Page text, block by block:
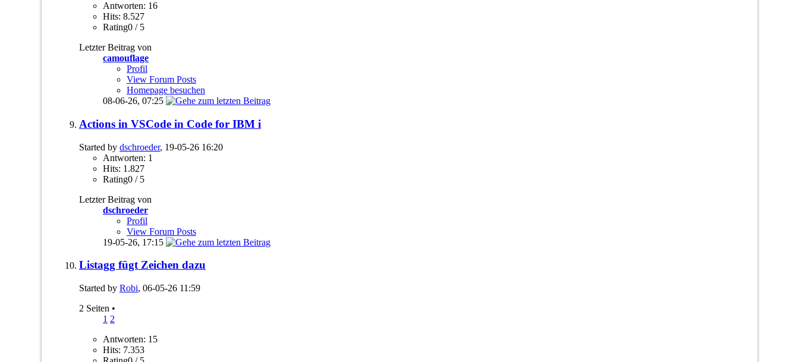
Antworten: 16
Hits: 8.527
Rating0 / 5
Letzter Beitrag von
camouflage
Profil
View Forum Posts
Homepage besuchen
08-06-26, 07:25
Actions in VSCode in Code for IBM i
Started by dschroeder, 19-05-26 16:20
Antworten: 1
Hits: 1.827
Rating0 / 5
Letzter Beitrag von
dschroeder
Profil
View Forum Posts
19-05-26, 17:15
Listagg fügt Zeichen dazu
Started by Robi, 06-05-26 11:59
2 Seiten •
1 2
Antworten: 15
Hits: 7.353